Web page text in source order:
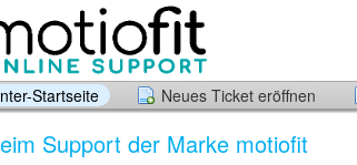
Startseite Neues Ticket eröffnen
Support der Marke motiofit